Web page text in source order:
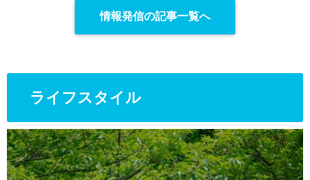
情報発信の記事一覧へ
ライフスタイル